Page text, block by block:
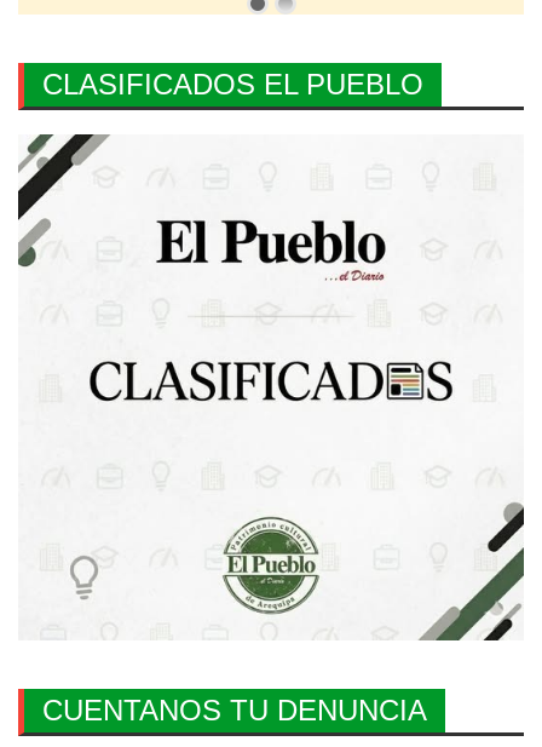
CLASIFICADOS EL PUEBLO
CUENTANOS TU DENUNCIA